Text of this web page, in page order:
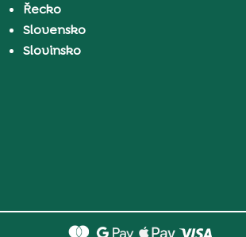
Řecko
Slovensko
Slovinsko